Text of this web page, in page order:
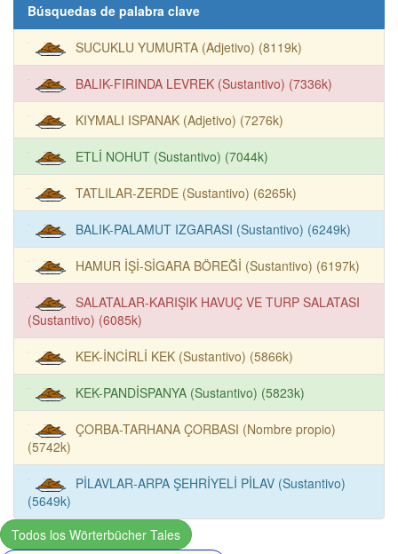
Búsquedas de palabra clave
SUCUKLU YUMURTA (Adjetivo) (8119k)
BALIK-FIRINDA LEVREK (Sustantivo) (7336k)
KIYMALI ISPANAK (Adjetivo) (7276k)
ETLİ NOHUT (Sustantivo) (7044k)
TATLILAR-ZERDE (Sustantivo) (6265k)
BALIK-PALAMUT IZGARASI (Sustantivo) (6249k)
HAMUR İŞİ-SİGARA BÖREĞİ (Sustantivo) (6197k)
SALATALAR-KARIŞIK HAVUÇ VE TURP SALATASI
(Sustantivo) (6085k)
KEK-İNCİRLİ KEK (Sustantivo) (5866k)
KEK-PANDİSPANYA (Sustantivo) (5823k)
ÇORBA-TARHANA ÇORBASI (Nombre propio)
(5742k)
PİLAVLAR-ARPA ŞEHRİYELİ PİLAV (Sustantivo)
(5649k)
Todos los Wörterbücher Tales